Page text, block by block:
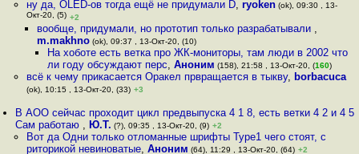
ну да, OLED-ов тогда ещё не придумали D, ryoken(ok), 09:30 , 13-
Окт-20, (5) +2
вообще, придумали, но прототип только разрабатывали ,
m.makhno(ok), 09:37 , 13-Окт-20, (10)
На хоботе есть ветка про ЖК-мониторы, там люди в 2002 что
ли году обсуждают перс,Аноним (158), 21:58 , 13-Окт-20, (160)
всё к чему прикасается Оракел првращается в тыкву, borbacuca
(ok), 10:15 , 13-Окт-20, (33) +3
В АОО сейчас проходит цикл предвыпуска 4 1 8, есть ветки 4 2 и 4 5
Сам работаю , Ю.Т. (?), 09:35 , 13-Окт-20, (9) +2
Вот да Одни только отломанные шрифты Type1 чего стоят, с
риторикой невиноватые, Аноним (64), 11:29 , 13-Окт-20, (64) +2